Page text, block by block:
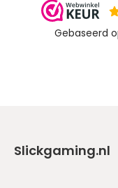
Slickgaming.nl